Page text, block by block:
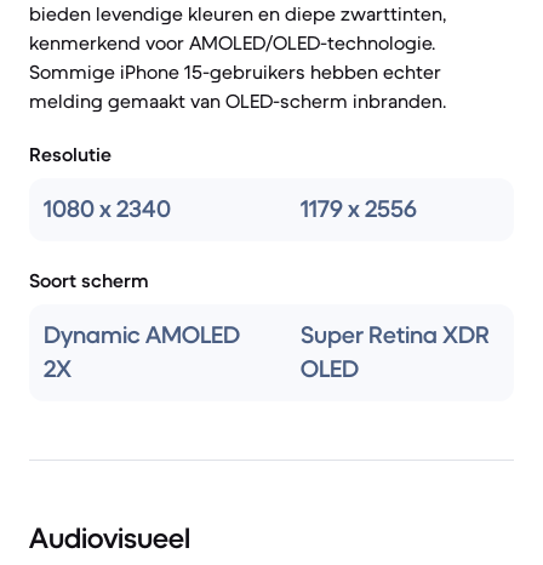
bieden levendige kleuren en diepe zwarttinten,
kenmerkend voor AMOLED/OLED-technologie.
Sommige iPhone 15-gebruikers hebben echter
melding gemaakt van OLED-scherm inbranden.
Resolutie
1080 x 2340 1179 x 2556
Soort scherm
Dynamic AMOLED
2X
Super Retina XDR
OLED
Audiovisueel